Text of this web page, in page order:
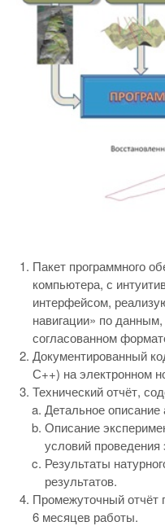
Пакет программного
компьютера, с
интерфейсом,
навигации» по
согласованном
Документированный
С++) на электронном
Технический отчёт,
Детальное описание
Описание
условий проведения
Результаты
результатов.
Промежуточный отчёт
6 месяцев работы.